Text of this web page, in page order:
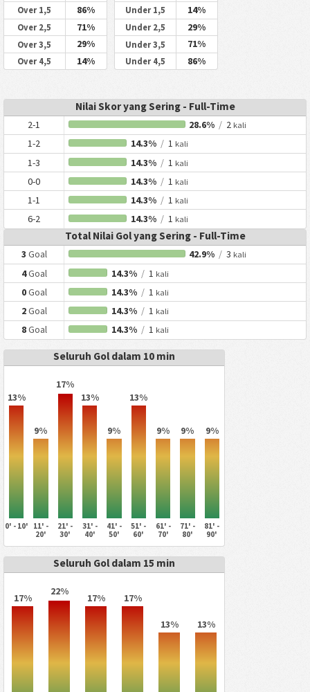
Over 1,5 86%
Over 2,5 71%
Over 3,5 29%
Over 4,5 14%
Under 1,5 14%
Under 2,5 29%
Under 3,5 71%
Under 4,5 86%
Nilai Skor yang Sering - Full-Time
2-1 28.6% / 2 kali
1-2 14.3% /1 kali
1-3 14.3% /1 kali
0-0 14.3% /1 kali
1-1 14.3% /1 kali
6-2 14.3% /1 kali
Total Nilai Gol yang Sering - Full-Time
3 Goal 42.9% / 3 kali
4Goal 14.3% /1 kali
0Goal 14.3% /1 kali
2Goal 14.3% /1 kali
8Goal 14.3% /1 kali
Seluruh Gol dalam 10 min
13%
9%
17%
13%
9%
13%
9% 9% 9%
0' - 10'
11' -
20'
21' -
30'
31' -
40'
41' -
50'
51' -
60'
61' -
70'
71' -
80'
81' -
90'
Seluruh Gol dalam 15 min
17%
22%
17% 17%
13% 13%